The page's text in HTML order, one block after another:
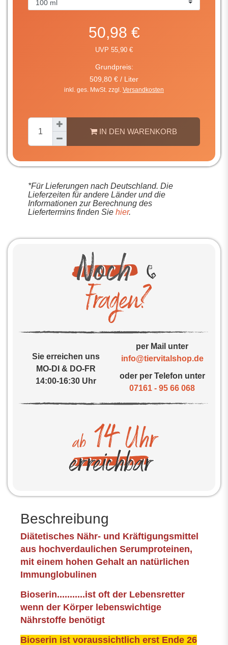
50,98 €
UVP 55,90 €
Grundpreis:
509,80 € / Liter
inkl. ges. MwSt. zzgl. Versandkosten
IN DEN WARENKORB
*Für Lieferungen nach Deutschland. Die
Lieferzeiten für andere Länder und die
Informationen zur Berechnung des
Liefertermins finden Sie hier.
Sie erreichen uns
MO-DI & DO-FR
14:00-16:30 Uhr
per Mail unter
info@tiervitalshop.de
oder per Telefon unter
07161 - 95 66 068
Beschreibung
Diätetisches Nähr- und Kräftigungsmittel
aus hochverdaulichen Serumproteinen,
mit einem hohen Gehalt an natürlichen
Immunglobulinen
Bioserin...........ist oft der Lebensretter
wenn der Körper lebenswichtige
Nährstoffe benötigt
Bioserin ist voraussichtlich erst Ende 26